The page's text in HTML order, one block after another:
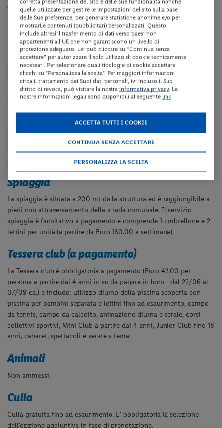
Alberobello che con i suoi trulli la rende una cittadina davvero
unica.
Dotazioni della struttura
La struttura dispone di reception, ristorante, bar, giardino,
collegamento internet Wi-Fi in tutta la struttura, parcheggio fino
ad esaurimento posti.
Camere
aria condizionata, telefono, TV satellitare, cassaforte, mini-frigo (le
consumazioni sono a pagamento). Le Family Suite sono composte
da due ambienti separati e un disimpegno: la prima stanza è dotata
di letto matrimoniale, mentre la seconda con 2 o 3 letti singoli.
Spiaggia
La spiaggia è situata a 200 mt dalla struttura ed è raggiungibile a
piedi con attraversamento della strada comunale. Il servizio
spiaggia è facoltativo a pagamento e comprende 1 ombrellone e 2
lettini per unità (a partire da Euro 160.00 a settimana).
Tessera club (a pagamento)
La Tessera club è obbligatoria a pagamento (Euro 42.00 per
persona a partire dai 4 anni in su da pagare in loco - dal 22/06 al
07/09 ca.) e include: utilizzo diurno della piscina scoperta con
piscina per bambini separata e lettini fino ad esaurimento, campo
da tennis, campo da calcetto, animazione diurna e serale, corsi
collettivi sportivi, Mini Club a partire dai 4 anni, Junior Club fino 18
anni, cabaret, spettacoli e serate a tema.
Animali
Non ammessi.
Culla
Culla gratuita fino ad esaurimento. E' obbligatoria la selezione
dell'opzione aggiuntiva in fase di prenotazione.
corretta presentazione del sito e delle sue funzionalità nonché
quelle utilizzate per gestire le impostazioni del sito sulla base
delle Sue preferenze, per generare statistiche anonime e/o per
mostrarLe contenuti (pubblicitari) personalizzati. Questo
include altresì il trasferimento di dati verso paesi non
appartenenti all'UE che non garantiscono un livello di
protezione adeguato. Lei può cliccare su “Continua senza
accettare” per autorizzare il solo utilizzo di cookie tecnicamente
necessari. Per selezionare quali tipologie di cookie accettare
clicchi su "Personalizza la scelta". Per maggiori informazioni
circa il trattamento dei Suoi dati personali, ivi incluso il Suo
diritto di revoca, può visitare la nostra informativa privacy. Le
nostre informazioni legali sono disponibili al seguente link.
ACCETTA TUTTI I COOKIE
CONTINUA SENZA ACCETTARE
PERSONALIZZA LA SCELTA